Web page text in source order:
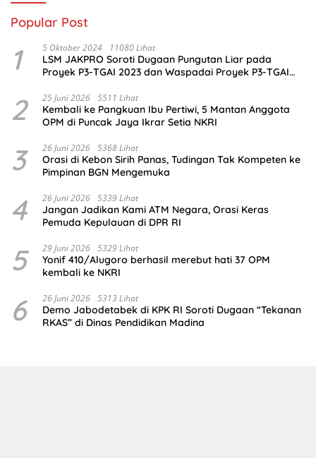
Popular Post
1 5 Oktober 2024 11080 Lihat
LSM JAKPRO Soroti Dugaan Pungutan Liar pada
Proyek P3-TGAI 2023 dan Waspadai Proyek P3-TGAI
2 25 Juni 2026 5511 Lihat
Kembali ke Pangkuan Ibu Pertiwi, 5 Mantan Anggota
OPM di Puncak Jaya Ikrar Setia NKRI
3 26 Juni 2026 5368 Lihat
Orasi di Kebon Sirih Panas, Tudingan Tak Kompeten ke
Pimpinan BGN Mengemuka
4 26 Juni 2026 5339 Lihat
Jangan Jadikan Kami ATM Negara, Orasi Keras
Pemuda Kepulauan di DPR RI
5 29 Juni 2026 5329 Lihat
Yonif 410/Alugoro berhasil merebut hati 37 OPM
kembali ke NKRI
6 26 Juni 2026 5313 Lihat
Demo Jabodetabek di KPK RI Soroti Dugaan “Tekanan
RKAS” di Dinas Pendidikan Madina